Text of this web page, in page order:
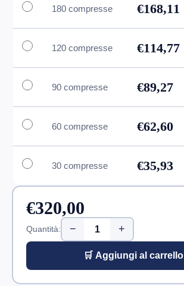
180 compresse €168,11
120 compresse €114,77
90 compresse €89,27
60 compresse €62,60
30 compresse €35,93
€320,00
Quantità: − +
🛒 Aggiungi al carrello